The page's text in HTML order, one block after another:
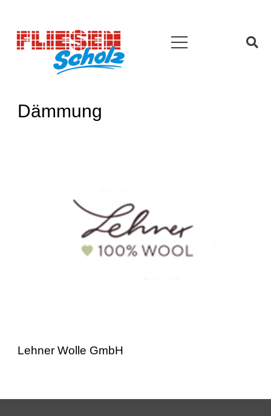
Dämmung
Lehner Wolle GmbH